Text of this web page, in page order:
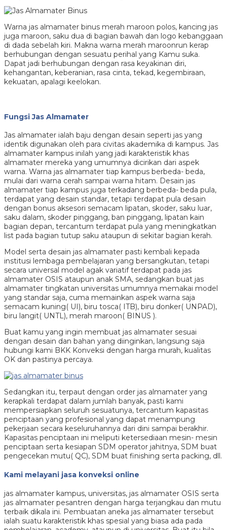
Warna jas almamater binus merah maroon polos, kancing jas
juga maroon, saku dua di bagian bawah dan logo kebanggaan
di dada sebelah kiri. Makna warna merah maroonrun kerap
berhubungan dengan sesuatu perihal yang Kamu suka.
Dapat jadi berhubungan dengan rasa keyakinan diri,
kehangantan, keberanian, rasa cinta, tekad, kegembiraan,
kekuatan, apalagi keelokan.
Fungsi Jas Almamater
Jas almamater ialah baju dengan desain seperti jas yang
identik digunakan oleh para civitas akademika di kampus. Jas
almamater kampus inilah yang jadi karakteristik khas
almamater mereka yang umumnya dicirikan dari aspek
warna. Warna jas almamater tiap kampus berbeda- beda,
mulai dari warna cerah sampai warna hitam. Desain jas
almamater tiap kampus juga terkadang berbeda- beda pula,
terdapat yang desain standar, tetapi terdapat pula desain
dengan bonus aksesori semacam lipatan, skoder, saku luar,
saku dalam, skoder pinggang, ban pinggang, lipatan kain
bagian depan, tercantum terdapat pula yang meningkatkan
list pada bagian tutup saku ataupun di sekitar bagian kerah.
Model serta desain jas almamater pasti kembali kepada
institusi lembaga pembelajaran yang bersangkutan, tetapi
secara universal model agak variatif terdapat pada jas
almamater OSIS ataupun anak SMA, sedangkan buat jas
almamater tingkatan universitas umumnya memakai model
yang standar saja, cuma memainkan aspek warna saja
semacam kuning( UI), biru tosca( ITB), biru donker( UNPAD),
biru langit( UNTL), merah maroon( BINUS ).
Buat kamu yang ingin membuat jas almamater sesuai
dengan desain dan bahan yang diinginkan, langsung saja
hubungi kami BKK Konveksi dengan harga murah, kualitas
OK dan pastinya percaya.
Sedangkan itu, terpaut dengan order jas almamater yang
kerapkali terdapat dalam jumlah banyak, pasti kami
mempersiapkan seluruh sesuatunya, tercantum kapasitas
penciptaan yang profesional yang dapat menampung
pekerjaan secara keseluruhannya dari dini sampai berakhir.
Kapasitas penciptaan ini meliputi ketersediaan mesin- mesin
penciptaan serta kesiapan SDM operator jahitnya, SDM buat
pengecekan mutu( QC), SDM buat finishing serta packing, dll.
Kami melayani jasa konveksi online
jas almamater kampus, universitas, jas almamater OSIS serta
jas almamater pesantren dengan harga terjangkau dan mutu
terbaik dikala ini. Pembuatan aneka jas almamater tersebut
ialah suatu karakteristik khas spesial yang biasa ada pada